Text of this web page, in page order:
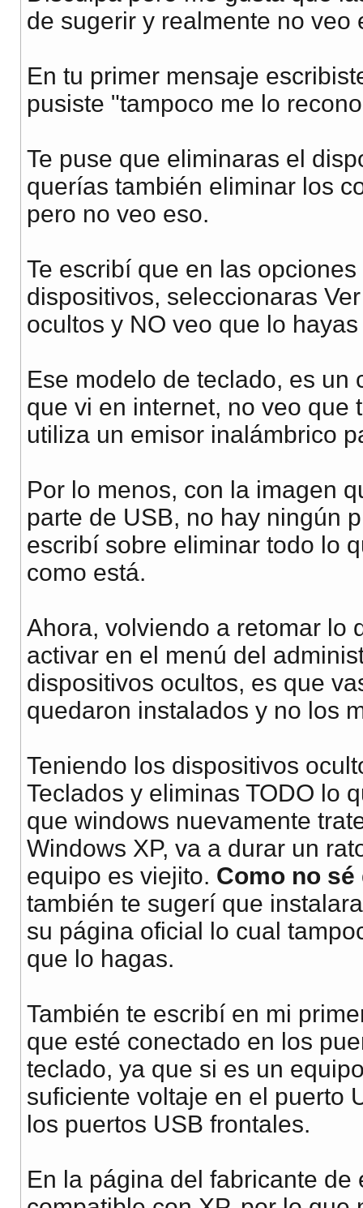
de sugerir y realmente no veo
En tu primer mensaje
pusiste "tampoco me lo
Te puse que eliminaras el
querías también eliminar los
pero no veo eso.
Te escribí que en las
dispositivos, seleccionaras
ocultos y NO veo que lo
Ese modelo de teclado, es un
que vi en internet, no veo que
utiliza un emisor inalámbrico
Por lo menos, con la imagen
parte de USB, no hay ningún
escribí sobre eliminar todo lo
como está.
Ahora, volviendo a retomar lo
activar en el menú del
dispositivos ocultos, es que
quedaron instalados y no los
Teniendo los dispositivos
Teclados y eliminas TODO lo
que windows nuevamente
Windows XP, va a durar un
equipo es viejito. Como no
también te sugerí que
su página oficial lo cual
que lo hagas.
También te escribí en mi
que esté conectado en los
teclado, ya que si es un
suficiente voltaje en el puerto
los puertos USB frontales.
En la página del fabricante